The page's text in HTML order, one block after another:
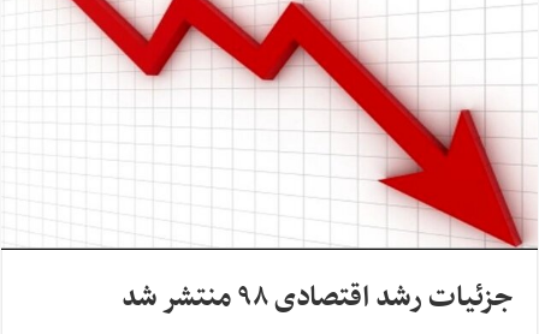
جزئیات رشد اقتصادی ۹۸ منتشر شد